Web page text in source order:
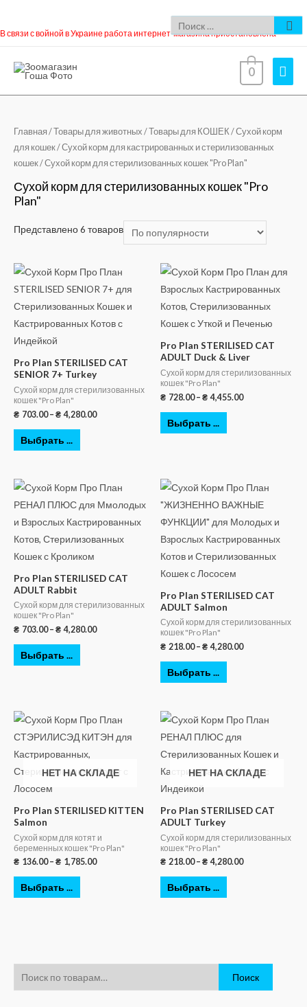
В связи с войной в Украине работа интернет-магазина приостановлена
0
Поиск
Главная /Товары для животных /Товары для КОШЕК /Сухой корм
для кошек/Сухой корм для кастрированных и стерилизованных
кошек/ Сухой корм для стерилизованных кошек "Pro Plan"
Сухой корм для стерилизованных кошек "Pro
Plan"
Представлено 6 товаров
Pro Plan STERILISED CAT
SENIOR 7+ Turkey
Сухой корм для стерилизованных
кошек "Pro Plan"
₴ 703.00– ₴ 4,280.00
Выбрать ...
Pro Plan STERILISED CAT
ADULT Duck & Liver
Сухой корм для стерилизованных
кошек "Pro Plan"
₴ 728.00– ₴ 4,455.00
Выбрать ...
Pro Plan STERILISED CAT
ADULT Rabbit
Сухой корм для стерилизованных
кошек "Pro Plan"
₴ 703.00– ₴ 4,280.00
Выбрать ...
Pro Plan STERILISED CAT
ADULT Salmon
Сухой корм для стерилизованных
кошек "Pro Plan"
₴ 218.00– ₴ 4,280.00
Выбрать ...
НЕТ НА СКЛАДЕ
Pro Plan STERILISED KITTEN
Salmon
Сухой корм для котят и
беременных кошек "Pro Plan"
₴ 136.00– ₴ 1,785.00
Выбрать ...
НЕТ НА СКЛАДЕ
Pro Plan STERILISED CAT
ADULT Turkey
Сухой корм для стерилизованных
кошек "Pro Plan"
₴ 218.00– ₴ 4,280.00
Выбрать ...